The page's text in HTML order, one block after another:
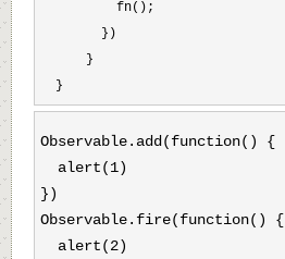
          fn();
        })
      }
  }
Observable.add(function() {
alert(1)
})
Observable.fire(function() {
alert(2)